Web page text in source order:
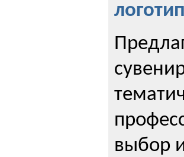
выбор